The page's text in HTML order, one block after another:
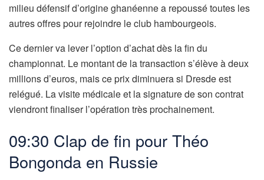
milieu défensif d’origine ghanéenne a repoussé toutes les
autres offres pour rejoindre le club hambourgeois.
Ce dernier va lever l’option d’achat dès la fin du
championnat. Le montant de la transaction s’élève à deux
millions d’euros, mais ce prix diminuera si Dresde est
relégué. La visite médicale et la signature de son contrat
viendront finaliser l’opération très prochainement.
09:30 Clap de fin pour Théo
Bongonda en Russie